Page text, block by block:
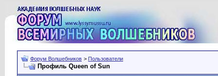
Форум Волшебников > Пользователи
Профиль Queen of Sun